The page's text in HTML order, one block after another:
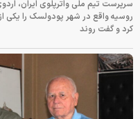
سرپرست تیم ملی واترپلوی ایران،
روسیه واقع در شهر پودولسک را یکی
کرد و گفت روند